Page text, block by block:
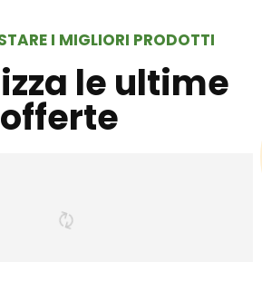
I MIGLIORI PRODOTTI
le ultime
offerte